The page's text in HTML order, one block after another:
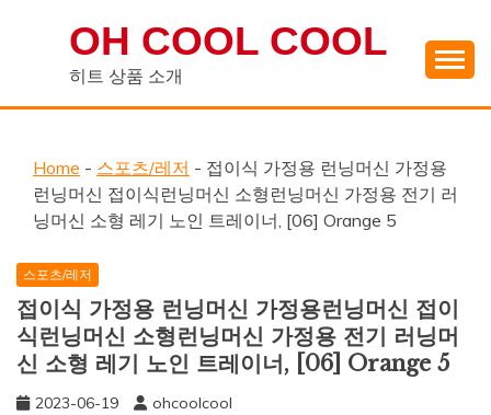
OH COOL COOL
히트 상품 소개
Home - 스포츠/레저 - 접이식 가정용 런닝머신 가정용
런닝머신 접이식런닝머신 소형런닝머신 가정용 전기 러
닝머신 소형 레기 노인 트레이너, [06] Orange 5
스포츠/레저
접이식 가정용 런닝머신 가정용런닝머신 접이
식런닝머신 소형런닝머신 가정용 전기 러닝머
신 소형 레기 노인 트레이너, [06] Orange 5
2023-06-19 ohcoolcool